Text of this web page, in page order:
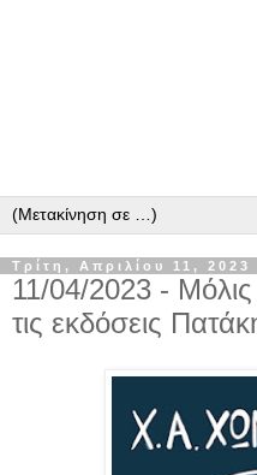
Τρίτη, Απριλίου 11, 2023
11/04/2023 -
τις εκδόσεις